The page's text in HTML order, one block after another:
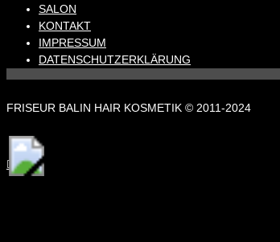
SALON
KONTAKT
IMPRESSUM
DATENSCHUTZERKLÄRUNG
FRISEUR BALIN HAIR KOSMETIK © 2011-2024
 